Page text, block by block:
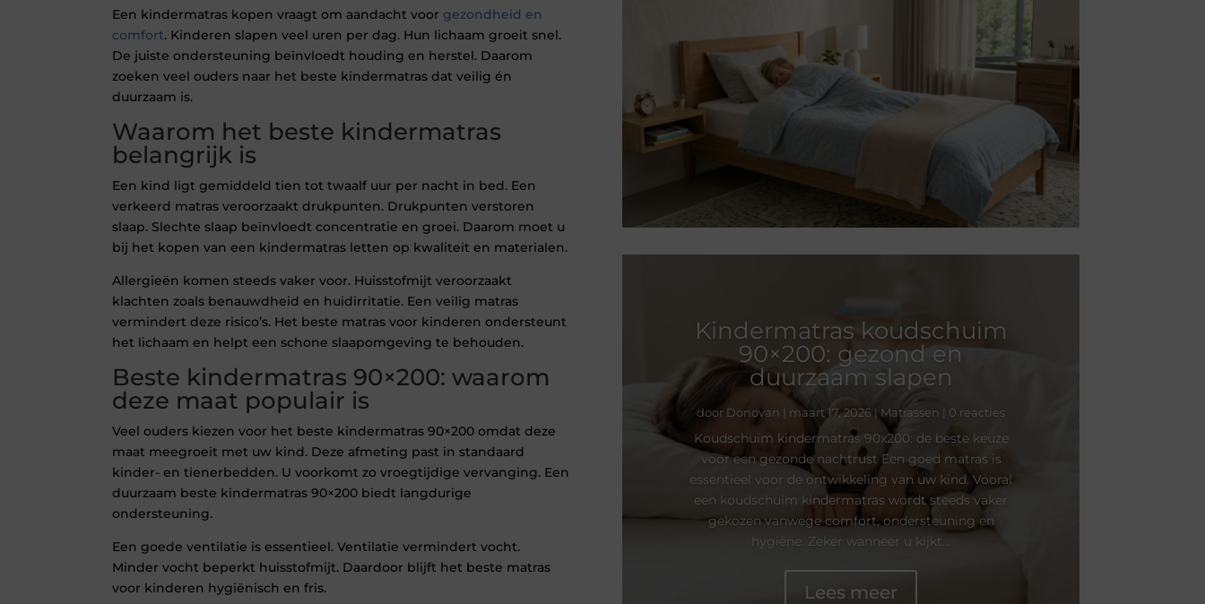
Een kindermatras kopen vraagt om aandacht voor gezondheid en
comfort. Kinderen slapen veel uren per dag. Hun lichaam groeit snel.
De juiste ondersteuning beïnvloedt houding en herstel. Daarom
zoeken veel ouders naar het beste kindermatras dat veilig én
duurzaam is.
Waarom het beste kindermatras
belangrijk is
Een kind ligt gemiddeld tien tot twaalf uur per nacht in bed. Een
verkeerd matras veroorzaakt drukpunten. Drukpunten verstoren
slaap. Slechte slaap beïnvloedt concentratie en groei. Daarom moet u
bij het kopen van een kindermatras letten op kwaliteit en materialen.
Allergieën komen steeds vaker voor. Huisstofmijt veroorzaakt
klachten zoals benauwdheid en huidirritatie. Een veilig matras
vermindert deze risico’s. Het beste matras voor kinderen ondersteunt
het lichaam en helpt een schone slaapomgeving te behouden.
Beste kindermatras 90×200: waarom
deze maat populair is
Veel ouders kiezen voor het beste kindermatras 90×200 omdat deze
maat meegroeit met uw kind. Deze afmeting past in standaard
kinder- en tienerbedden. U voorkomt zo vroegtijdige vervanging. Een
duurzaam beste kindermatras 90×200 biedt langdurige
ondersteuning.
Een goede ventilatie is essentieel. Ventilatie vermindert vocht.
Minder vocht beperkt huisstofmijt. Daardoor blijft het beste matras
voor kinderen hygiënisch en fris.
Kindermatras koudschuim
90×200: gezond en
duurzaam slapen
door Donovan | maart 17, 2026 | Matrassen | 0 reacties
Koudschuim kindermatras 90x200: de beste keuze
voor een gezonde nachtrust Een goed matras is
essentieel voor de ontwikkeling van uw kind. Vooral
een koudschuim kindermatras wordt steeds vaker
gekozen vanwege comfort, ondersteuning en
hygiëne. Zeker wanneer u kijkt...
Lees meer